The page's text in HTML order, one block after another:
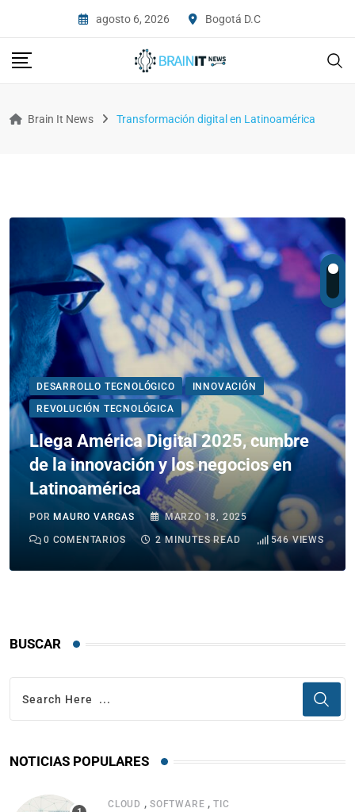
agosto 6, 2026 Bogotá D.C
Brain It News Transformación digital en Latinoamérica
DESARROLLO TECNOLÓGICO
INNOVACIÓN
REVOLUCIÓN TECNOLÓGICA
Llega América Digital 2025, cumbre
de la innovación y los negocios en
Latinoamérica
POR MAURO VARGAS MARZO 18, 2025
0 COMENTARIOS 2 MINUTES READ 546VIEWS
BUSCAR
NOTICIAS POPULARES
CLOUD , SOFTWARE ,TIC